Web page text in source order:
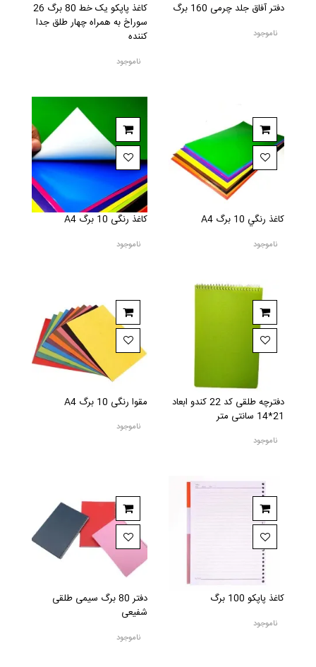
دفتر آفاق جلد چرمی 160 برگ
ناموجود
کاغذ پاپکو یک خط 80 برگ 26
سوراخ به همراه چهار طلق جدا
کننده
ناموجود
کاغذ رنگي 10 برگ A4
ناموجود
کاغذ رنگی 10 برگ A4
ناموجود
دفترچه طلقی کد 22 کندو ابعاد
21*14 سانتی متر
ناموجود
مقوا رنگی 10 برگ A4
ناموجود
کاغذ پاپکو 100 برگ
ناموجود
دفتر 80 برگ سیمی طلقی
شفیعی
ناموجود